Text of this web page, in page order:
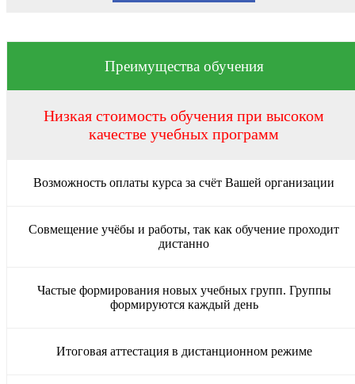
Преимущества обучения
Низкая стоимость обучения при высоком
качестве учебных программ
Возможность оплаты курса за счёт Вашей организации
Совмещение учёбы и работы, так как обучение проходит
дистанно
Частые формирования новых учебных групп. Группы
формируются каждый день
Итоговая аттестация в дистанционном режиме